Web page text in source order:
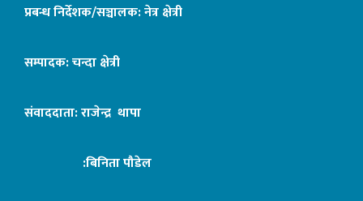
प्रबन्ध निर्देशक/सञ्चालक: नेत्र क्षेत्री
सम्पादक: चन्दा क्षेत्री
संवाददाता: राजेन्द्र थापा
:बिनिता पौडेल